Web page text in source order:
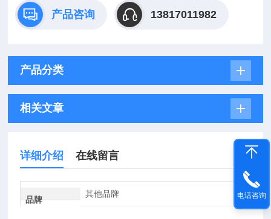
产品咨询 13817011982
产品分类
相关文章
详细介绍 在线留言
品牌
其他品牌 电话咨询